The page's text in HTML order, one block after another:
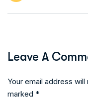
Leave A
Your email address
marked *